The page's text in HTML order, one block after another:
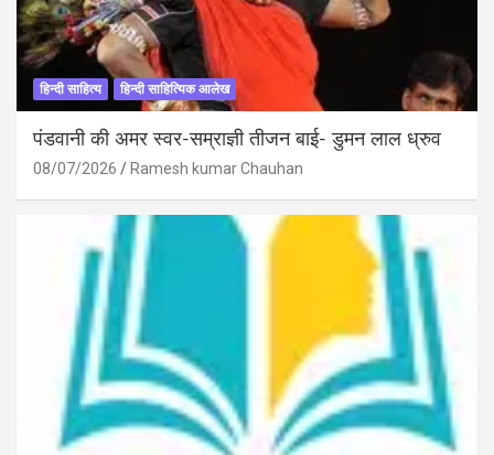
हिन्दी साहित्य हिन्दी साहित्यिक आलेख
पंडवानी की अमर स्वर-सम्राज्ञी तीजन बाई- डुमन लाल ध्रुव
08/07/2026 Ramesh kumar Chauhan